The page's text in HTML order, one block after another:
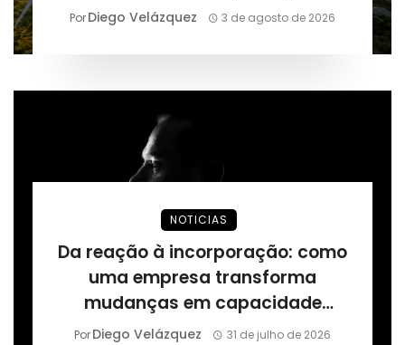
PorDiego Velázquez 3 de agosto de 2026
NOTICIAS
Da reação à incorporação: como
uma empresa transforma
mudanças em capacidade
permanente, segundo Márcio
PorDiego Velázquez 31 de julho de 2026